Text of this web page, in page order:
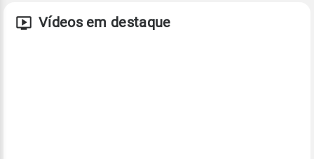
Vídeos em destaque